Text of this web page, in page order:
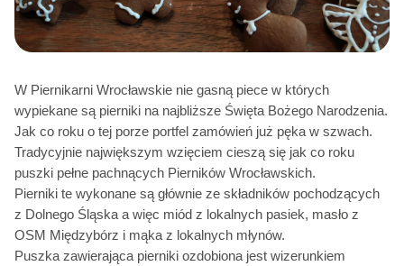
W Piernikarni Wrocławskie nie gasną piece w których
wypiekane są pierniki na najbliższe Święta Bożego Narodzenia.
Jak co roku o tej porze portfel zamówień już pęka w szwach.
Tradycyjnie największym wzięciem cieszą się jak co roku
puszki pełne pachnących Pierników Wrocławskich.
Pierniki te wykonane są głównie ze składników pochodzących
z Dolnego Śląska a więc miód z lokalnych pasiek, masło z
OSM Międzybórz i mąka z lokalnych młynów.
Puszka zawierająca pierniki ozdobiona jest wizerunkiem